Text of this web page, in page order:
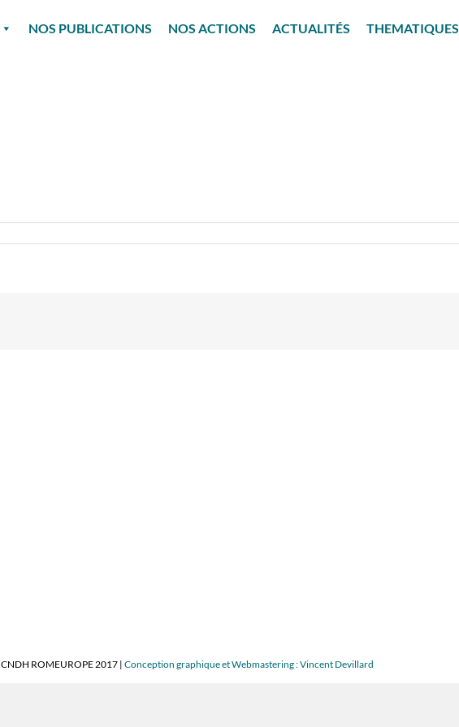
NOS PUBLICATIONS NOS ACTIONS ACTUALITÉS THEMATIQUES
CNDH ROMEUROPE 2017 | Conception graphique et Webmastering : Vincent Devillard